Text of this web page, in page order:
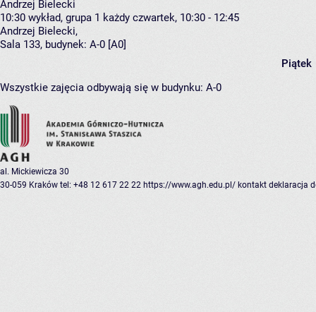
Andrzej Bielecki
10:30 wykład, grupa 1 każdy czwartek, 10:30 - 12:45
Andrzej Bielecki,
Sala 133, budynek: A-0 [A0]
Piątek
Wszystkie zajęcia odbywają się w budynku: A-0
al. Mickiewicza 30
30-059 Kraków tel: +48 12 617 22 22 https://www.agh.edu.pl/ kontakt deklaracja